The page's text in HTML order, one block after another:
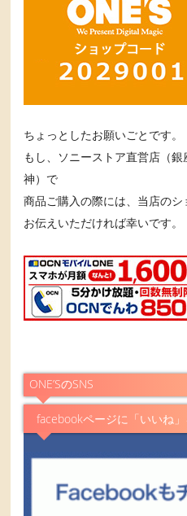
ちょっとしたお願いごとです。
もし、ソニーストア直営店（
神）で
商品ご購入の際には、当店の
お伝えいただければ幸いです。
ONE’SのSNS
facebookページに「いいね